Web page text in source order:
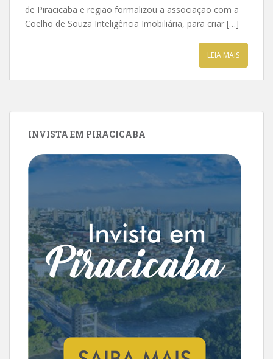
de Piracicaba e região formalizou a associação com a
Coelho de Souza Inteligência Imobiliária, para criar […]
LEIA MAIS
INVISTA EM PIRACICABA